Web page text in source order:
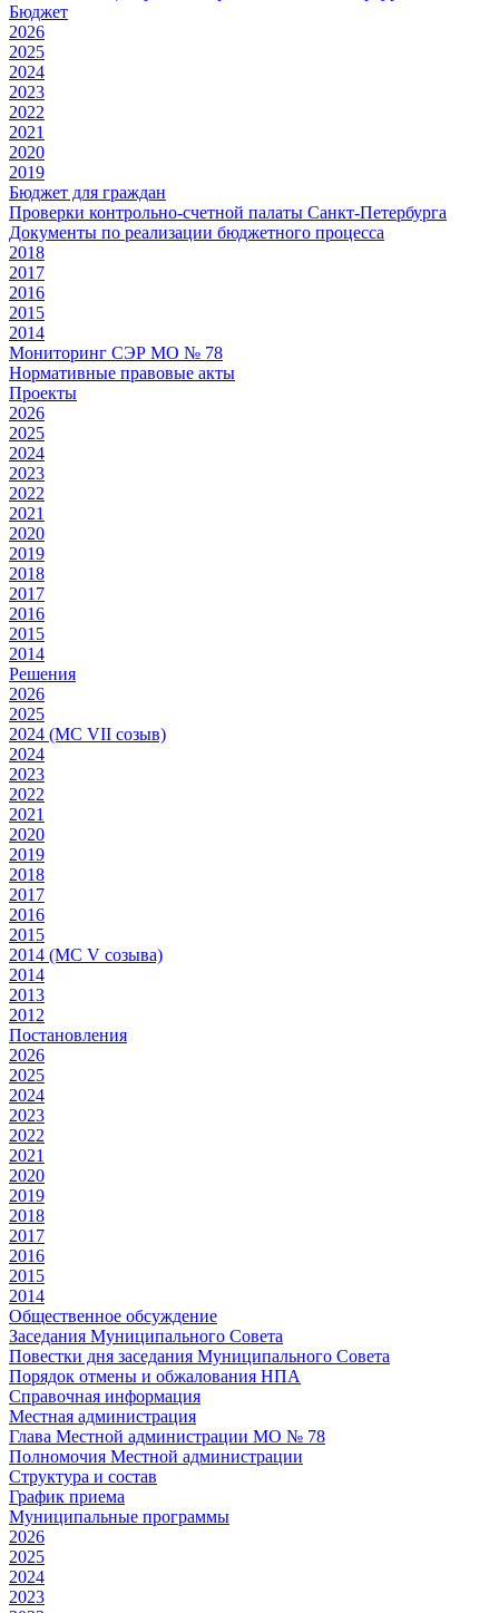
Бюджет
2026
2025
2024
2023
2022
2021
2020
2019
Бюджет для граждан
Проверки контрольно-счетной палаты Санкт-Петербурга
Документы по реализации бюджетного процесса
2018
2017
2016
2015
2014
Мониторинг СЭР МО № 78
Нормативные правовые акты
Проекты
2026
2025
2024
2023
2022
2021
2020
2019
2018
2017
2016
2015
2014
Решения
2026
2025
2024 (МС VII созыв)
2024
2023
2022
2021
2020
2019
2018
2017
2016
2015
2014 (МС V созыва)
2014
2013
2012
Постановления
2026
2025
2024
2023
2022
2021
2020
2019
2018
2017
2016
2015
2014
Общественное обсуждение
Заседания Муниципального Совета
Повестки дня заседания Муниципального Совета
Порядок отмены и обжалования НПА
Справочная информация
Местная администрация
Глава Местной администрации МО № 78
Полномочия Местной администрации
Cтруктура и состав
График приема
Муниципальные программы
2026
2025
2024
2023